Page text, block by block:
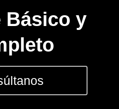
Básico y
/ 2486 0855
BICICLETAS